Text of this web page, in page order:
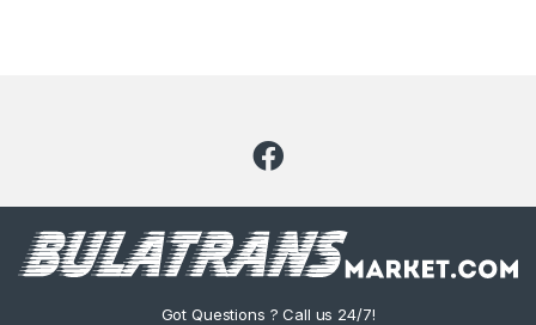
Got Questions ? Call us 24/7!